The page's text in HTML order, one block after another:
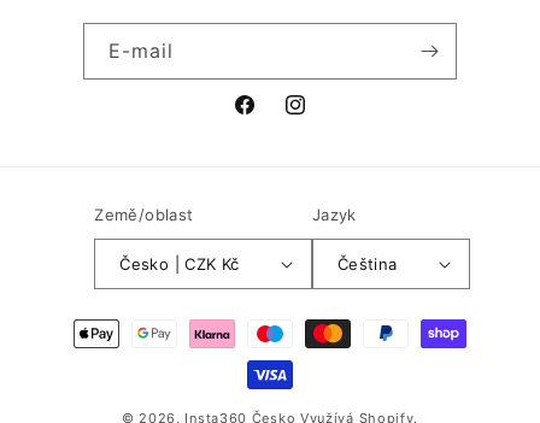
E-mail
FacebookInstagram
Země/oblast
Česko | CZK Kč
Jazyk
Čeština
Platební
metody
© 2026, Insta360 Česko Využívá Shopify.